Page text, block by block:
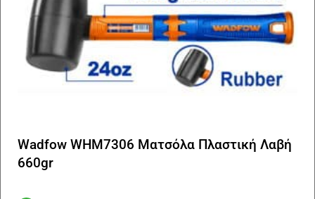
Wadfow WHM7306 Ματσόλα Πλαστική Λαβή
660gr